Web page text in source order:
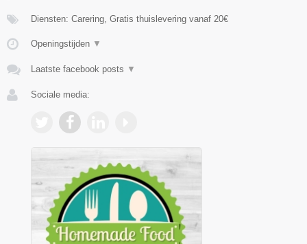
Diensten: Carering, Gratis thuislevering vanaf 20€
Openingstijden ▼
Laatste facebook posts ▼
Sociale media: